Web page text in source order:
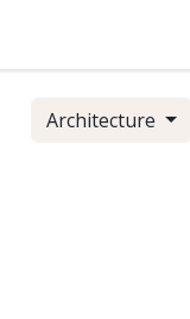
Architecture